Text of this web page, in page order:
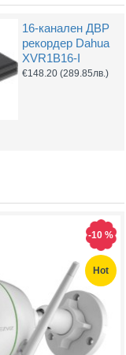
BNC Kонектор с
Винт
€0.61(1.20лв.)
16-канален ДВР
рекордер Dahua
XVR1B16-I
€148.20 (289.85лв.)
Hot
-10 %